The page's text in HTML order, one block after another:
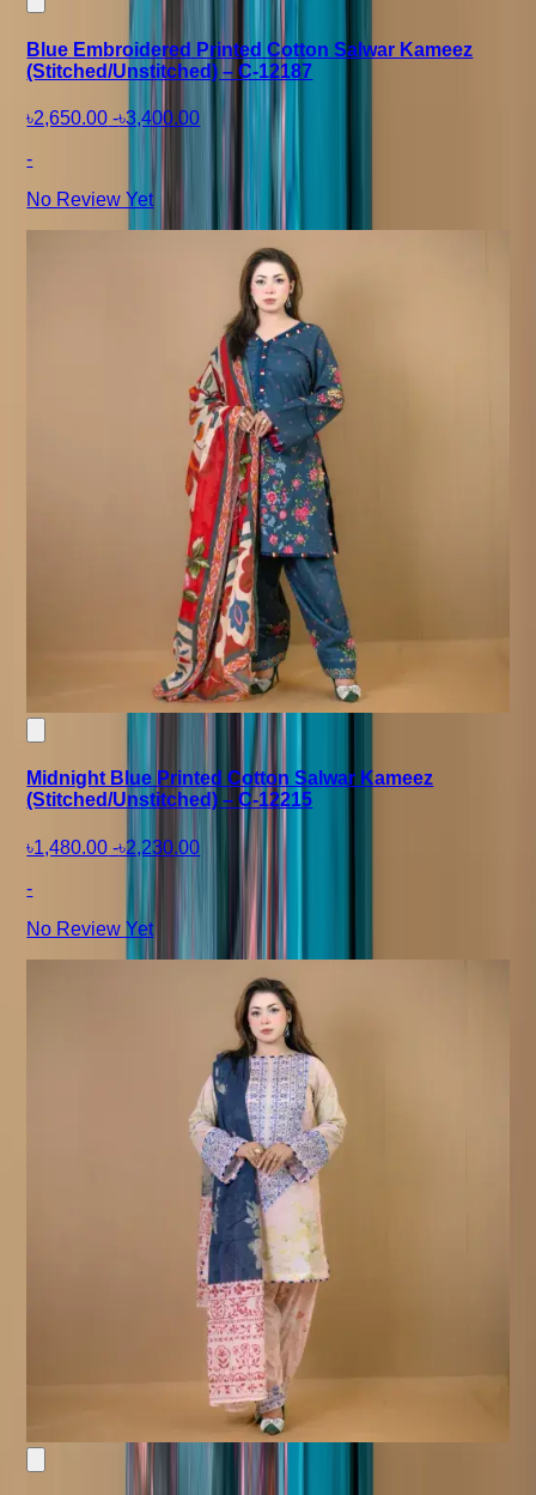
Blue Embroidered Printed Cotton Salwar Kameez
(Stitched/Unstitched) – C-12187
৳2,650.00 -৳3,400.00
-
No Review Yet
Midnight Blue Printed Cotton Salwar Kameez
(Stitched/Unstitched) – C-12215
৳1,480.00 -৳2,230.00
-
No Review Yet